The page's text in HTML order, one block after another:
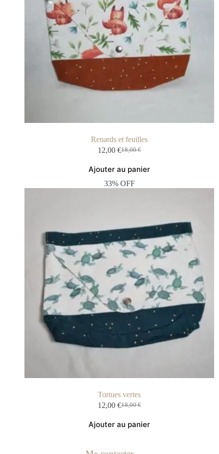
Renards et feuilles
18,00€
12,00 €
Ajouter au panier
33% OFF
Tortues vertes
18,00€
12,00 €
Ajouter au panier